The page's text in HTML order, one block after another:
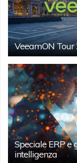
VeeamON Tour
Speciale ERP e
intelligenza